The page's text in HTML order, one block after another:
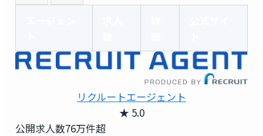
リクルートエージェント
★ 5.0
公開求人数76万件超